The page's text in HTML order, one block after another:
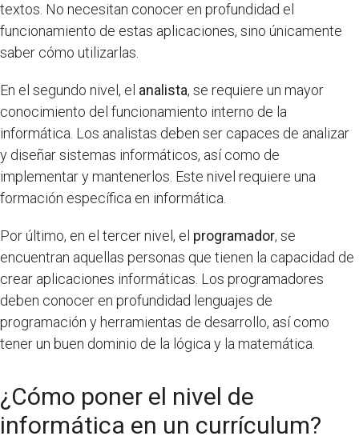
textos. No necesitan conocer en profundidad el
funcionamiento de estas aplicaciones, sino únicamente
saber cómo utilizarlas.
En el segundo nivel, el analista, se requiere un mayor
conocimiento del funcionamiento interno de la
informática. Los analistas deben ser capaces de analizar
y diseñar sistemas informáticos, así como de
implementar y mantenerlos. Este nivel requiere una
formación específica en informática.
Por último, en el tercer nivel, el programador, se
encuentran aquellas personas que tienen la capacidad de
crear aplicaciones informáticas. Los programadores
deben conocer en profundidad lenguajes de
programación y herramientas de desarrollo, así como
tener un buen dominio de la lógica y la matemática.
¿Cómo poner el nivel de
informática en un currículum?